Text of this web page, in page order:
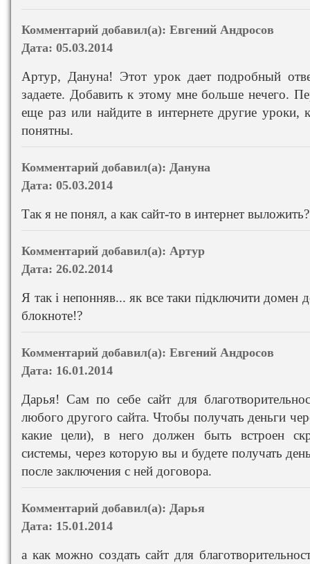
Комментарий добавил(а): Евгений Андросов
Дата: 05.03.2014
Артур, Дануна! Этот урок дает подробный
задаете. Добавить к этому мне больше нечего.
еще раз или найдите в интернете другие уроки,
понятны.
Комментарий добавил(а): Дануна
Дата: 05.03.2014
Так я не понял, а как сайт-то в интернет
Комментарий добавил(а): Артур
Дата: 26.02.2014
Я так і непонняв... як все таки підключити домен
блокноте!?
Комментарий добавил(а): Евгений Андросов
Дата: 16.01.2014
Дарья! Сам по себе сайт для
любого другого сайта. Чтобы получать деньги
какие цели), в него должен быть встроен
системы, через которую вы и будете получать
после заключения с ней договора.
Комментарий добавил(а): Дарья
Дата: 15.01.2014
а как можно создать сайт для